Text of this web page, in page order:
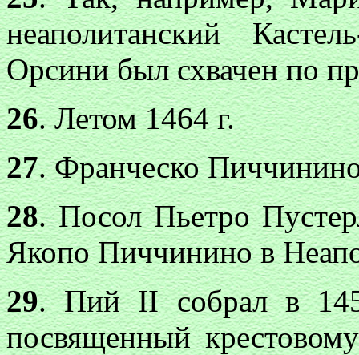
неаполитанский
Орсини был схвачен по
26. Летом 1464 г.
27. Франческо
28. Посол Пьетро
Якопо Пиччинино в
29. Пий II собрал в
посвященный